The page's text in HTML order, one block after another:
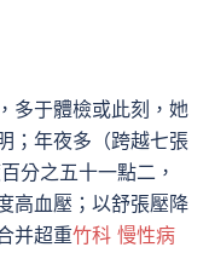
多于體檢或此刻，她
；年夜多（跨越七張
分之五十一點二，
高血壓；以舒張壓降
并超重竹科 慢性病